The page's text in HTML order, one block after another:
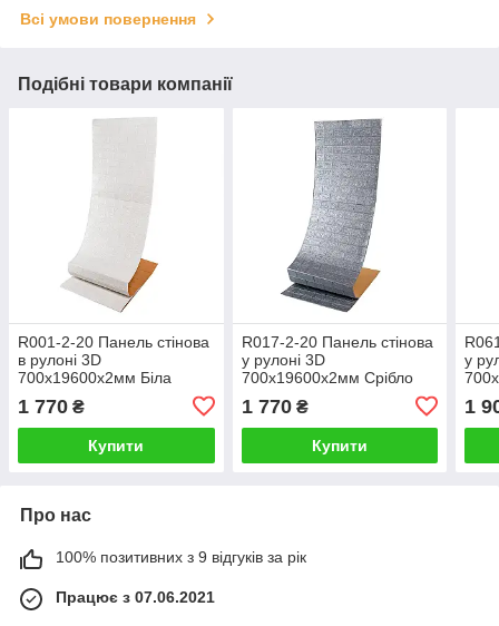
Всі умови повернення
Подібні товари компанії
R001-2-20 Панель стінова
в рулоні 3D
700х19600х2мм Біла
1 770 ₴
Купити
R017-2-20 Панель стінова
у рулоні 3D
700х19600х2мм Срібло
1 770₴
Купити
у
1
Про нас
100% позитивних з 9 відгуків за рік
Працює з 07.06.2021